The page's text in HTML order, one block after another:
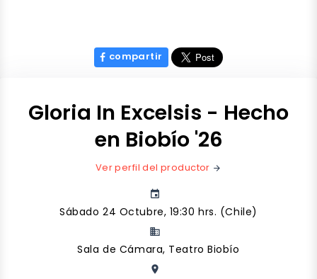
compartir
Gloria In Excelsis - Hecho
en Biobío '26
Ver perfil del productor arrow_forward
event
Sábado 24 Octubre, 19:30 hrs. (Chile)
business
Sala de Cámara, Teatro Biobío
place